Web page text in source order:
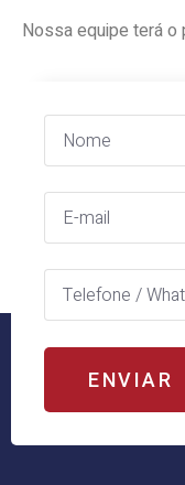
Nossa equipe terá
ENVIAR